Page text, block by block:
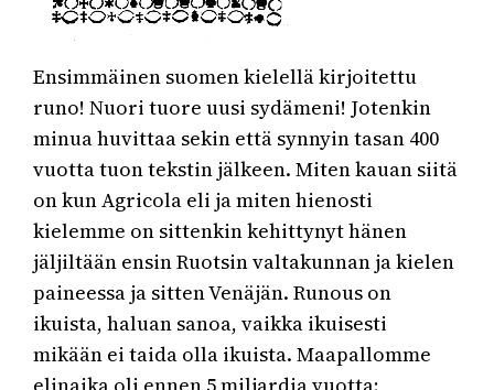
Ensimmäinen suomen kielellä kirjoitettu
runo! Nuori tuore uusi sydämeni! Jotenkin
minua huvittaa sekin että synnyin tasan 400
vuotta tuon tekstin jälkeen. Miten kauan siitä
on kun Agricola eli ja miten hienosti
kielemme on sittenkin kehittynyt hänen
jäljiltään ensin Ruotsin valtakunnan ja kielen
paineessa ja sitten Venäjän. Runous on
ikuista, haluan sanoa, vaikka ikuisesti
mikään ei taida olla ikuista. Maapallomme